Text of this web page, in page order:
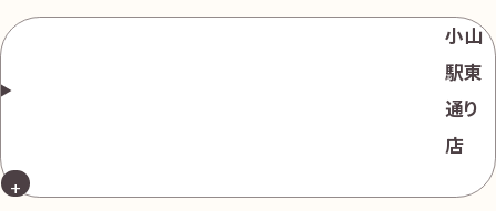
小山
駅東
通り
店